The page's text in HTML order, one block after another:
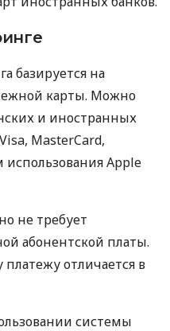
базируется на
карты. Можно
и иностранных
MasterCard,
Apple
не требует
абонентской платы.
отличается в
системы